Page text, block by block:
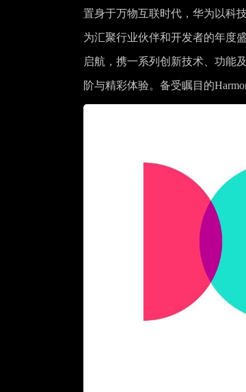
置身于万物互联时代，华为以科
为汇聚行业伙伴和开发者的年度
启航，携一系列创新技术、功能
阶与精彩体验。备受瞩目的